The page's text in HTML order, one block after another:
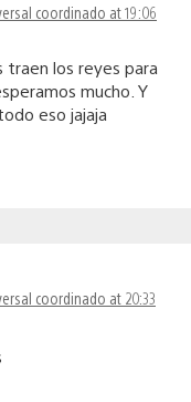
coordinado at 19:06
traen los reyes para
mucho. Y
eso jajaja
coordinado at 20:33